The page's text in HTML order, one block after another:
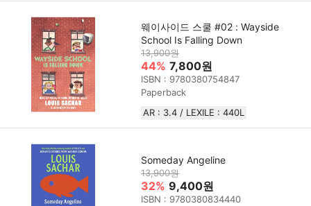
웨이사이드 스쿨 #02 : Wayside
School Is Falling Down
13,900원
44% 7,800원
ISBN : 9780380754847
Paperback
AR : 3.4 / LEXILE : 440L
Someday Angeline
13,900원
32% 9,400원
ISBN : 9780380834440